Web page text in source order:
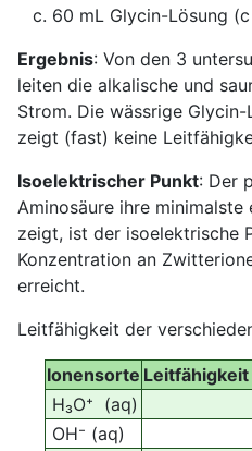
60 mL Glycin-Lösung
Ergebnis: Von den 3
leiten die alkalische und
Strom. Die wässrige
zeigt (fast) keine
Isoelektrischer Punkt: Der
Aminosäure ihre
zeigt, ist der isoelektrische
Konzentration an
erreicht.
Leitfähigkeit der
Ionensorte Leitfähigkeit
H₃O⁺ (aq)
OH⁻ (aq)